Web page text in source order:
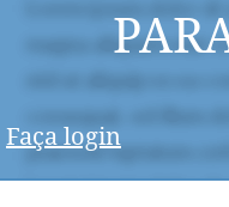
Faça login